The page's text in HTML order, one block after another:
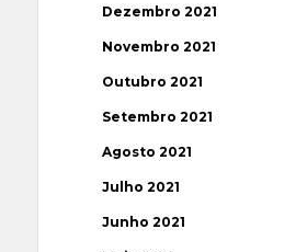
Dezembro 2021
Novembro 2021
Outubro 2021
Setembro 2021
Agosto 2021
Julho 2021
Junho 2021